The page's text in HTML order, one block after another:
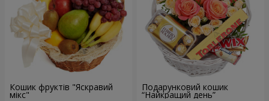
Кошик фруктів "Яскравий
мікс"
Подарунковий кошик
“Найкращий день”